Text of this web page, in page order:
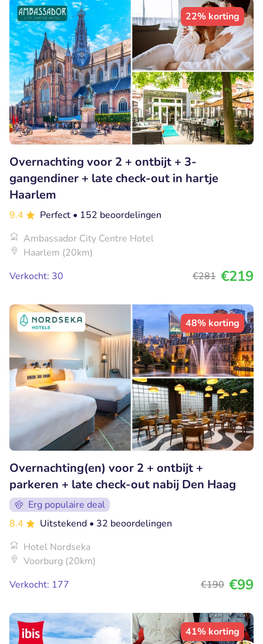
22% korting
Overnachting voor 2 + ontbijt + 3-
gangendiner + late check-out in hartje
Haarlem
9.4 Perfect • 152 beoordelingen
Ambassador City Centre Hotel
Haarlem (20km)
Verkocht: 30
€281 €219
48% korting
Overnachting(en) voor 2 + ontbijt +
parkeren + late check-out nabij Den Haag
Erg populaire deal
8.4
Uitstekend • 32 beoordelingen
Hotel Nordseka
Voorburg (20km)
Verkocht: 177
€190 €99
41% korting